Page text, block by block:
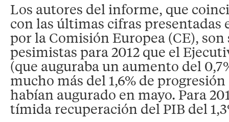
Los autores del informe, que
con las últimas cifras presentadas
por la Comisión Europea (CE),
pesimistas para 2012 que el
(que auguraba un aumento del
mucho más del 1,6% de
habían augurado en mayo. Para
tímida recuperación del PIB del